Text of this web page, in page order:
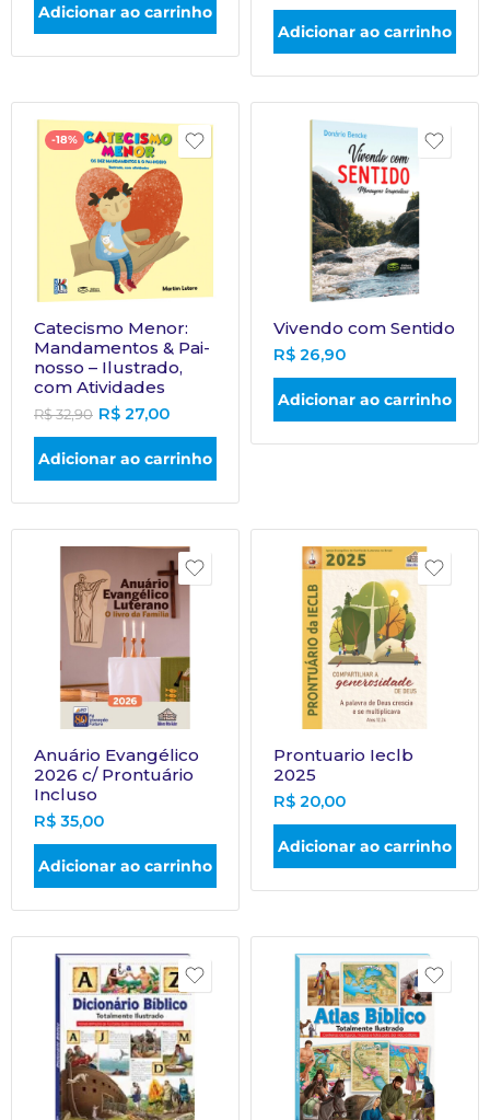
Adicionar ao carrinho
Adicionar ao carrinho
-18%
Catecismo Menor:
Mandamentos & Pai-
nosso – Ilustrado,
com Atividades
R$32,90 R$ 27,00
Adicionar ao carrinho
Vivendo com Sentido
R$ 26,90
Adicionar ao carrinho
Anuário Evangélico
2026 c/ Prontuário
Incluso
R$ 35,00
Adicionar ao carrinho
Prontuario Ieclb
2025
R$ 20,00
Adicionar ao carrinho